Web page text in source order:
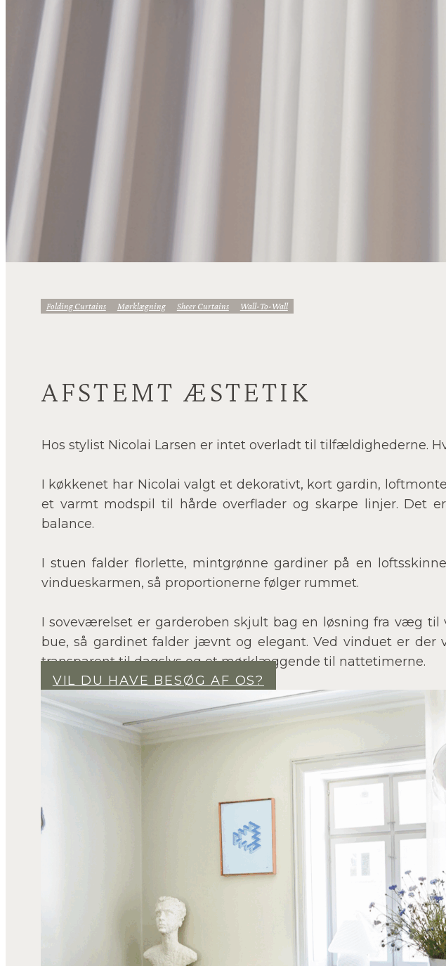
Folding Curtains Mørklægning Sheer Curtains Wall-To-Wall
AFSTEMT ÆSTETIK
Hos stylist Nicolai Larsen er intet overladt til tilfældighederne.
I køkkenet har Nicolai valgt et dekorativt, kort gardin,
et varmt modspil til hårde overflader og skarpe linjer. Det
balance.
I stuen falder florlette, mintgrønne gardiner på en
vindueskarmen, så proportionerne følger rummet.
I soveværelset er garderoben skjult bag en løsning fra væg
bue, så gardinet falder jævnt og elegant. Ved vinduet er der
transparent til dagslys og et mørklæggende til nattetimerne.
VIL DU HAVE BESØG AF OS?